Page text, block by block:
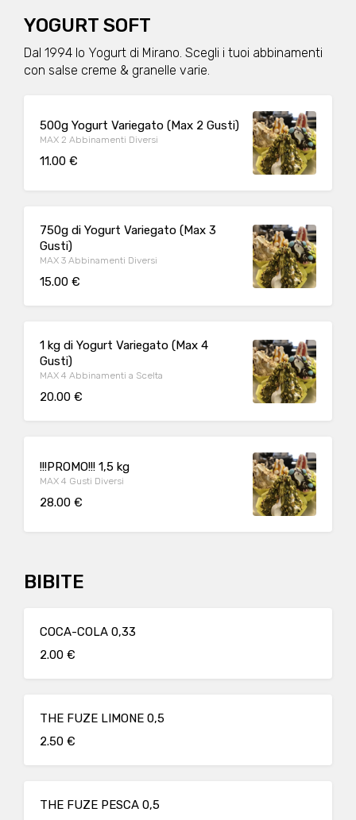
YOGURT SOFT
Dal 1994 lo Yogurt di Mirano. Scegli i tuoi abbinamenti
con salse creme & granelle varie.
500g Yogurt Variegato (Max 2 Gusti)
MAX 2 Abbinamenti Diversi
11.00 €
750g di Yogurt Variegato (Max 3
Gusti)
MAX 3 Abbinamenti Diversi
15.00 €
1 kg di Yogurt Variegato (Max 4
Gusti)
MAX 4 Abbinamenti a Scelta
20.00 €
!!!PROMO!!! 1,5 kg
MAX 4 Gusti Diversi
28.00 €
BIBITE
COCA-COLA 0,33
2.00 €
THE FUZE LIMONE 0,5
2.50 €
THE FUZE PESCA 0,5